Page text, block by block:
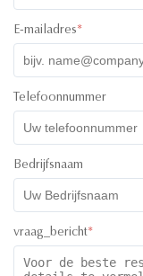
E-mailadres*
Telefoonnummer
Bedrijfsnaam
vraag_bericht*